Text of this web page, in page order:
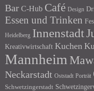
Bar C-Hub Café Design
Essen und Trinken
Heidelberg Innenstadt
Kreativwirtschaft Kuchen
Mannheim
Neckarstadt Oststadt Porträt
Schwetzingerstadt